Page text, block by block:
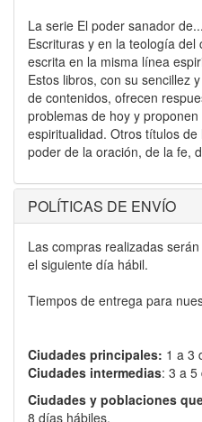
La serie El poder sanador
Escrituras y en la teología del
escrita en la misma línea
Estos libros, con su sencillez
de contenidos, ofrecen
problemas de hoy y
espiritualidad. Otros títulos
poder de la oración, de la fe,
POLÍTICAS DE ENVÍO
Las compras realizadas
el siguiente día hábil.
Tiempos de entrega para
Ciudades principales: 1 a 3
Ciudades intermedias: 3 a 5
Ciudades y poblaciones
8 días hábiles.